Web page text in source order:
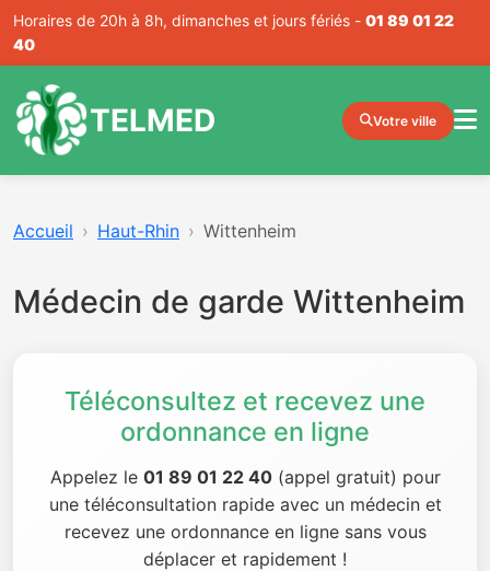
Horaires de 20h à 8h, dimanches et jours fériés - 01 89 01 22
40
TELMED Votre ville
Accueil Haut-Rhin Wittenheim
Médecin de garde Wittenheim
Téléconsultez et recevez une
ordonnance en ligne
Appelez le 01 89 01 22 40(appel gratuit) pour
une téléconsultation rapide avec un médecin et
recevez une ordonnance en ligne sans vous
déplacer et rapidement !